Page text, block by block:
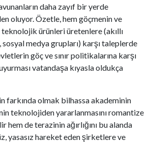
daha zayıf bir yerde
oluyor. Özetle, hem göçmenin ve
teknolojik ürünleri üretenlere (akıllı
medya grupları) karşı taleplerde
göç ve sınır politikalarına karşı
vatandaşa kıyasla oldukça
farkında olmak bilhassa akademinin
teknolojiden yararlanmasını romantize
hem de terazinin ağırlığını bu alanda
yasasız hareket eden şirketlere ve